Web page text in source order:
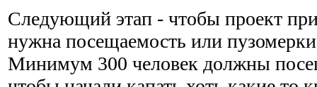
Следующий этап - чтобы проект
нужна посещаемость или
Минимум 300 человек должны